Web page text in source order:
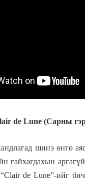
de Lune (Сарны
шинэ өнгө
гайхагдахын
de Lune”-ийг